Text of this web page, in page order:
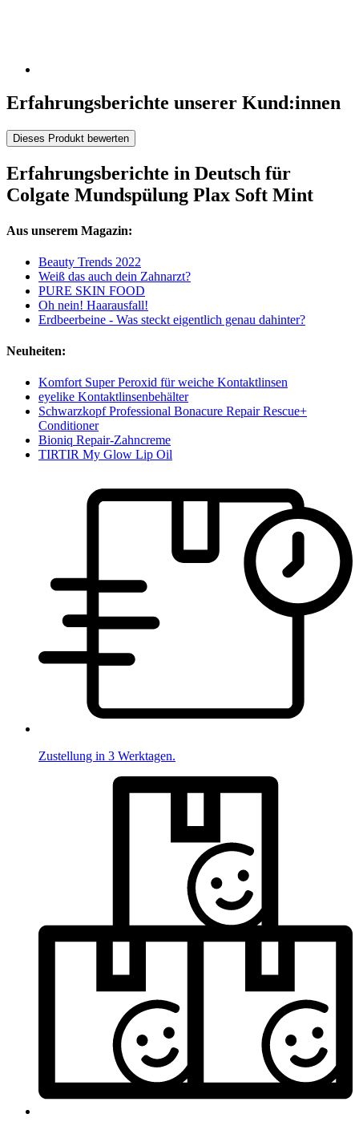
Erfahrungsberichte unserer Kund:innen
Dieses Produkt bewerten
Erfahrungsberichte in Deutsch für
Colgate Mundspülung Plax Soft Mint
Aus unserem Magazin:
Beauty Trends 2022
Weiß das auch dein Zahnarzt?
PURE SKIN FOOD
Oh nein! Haarausfall!
Erdbeerbeine - Was steckt eigentlich genau dahinter?
Neuheiten:
Komfort Super Peroxid für weiche Kontaktlinsen
eyelike Kontaktlinsenbehälter
Schwarzkopf Professional Bonacure Repair Rescue+
Conditioner
Bioniq Repair-Zahncreme
TIRTIR My Glow Lip Oil
Zustellung in 3 Werktagen.